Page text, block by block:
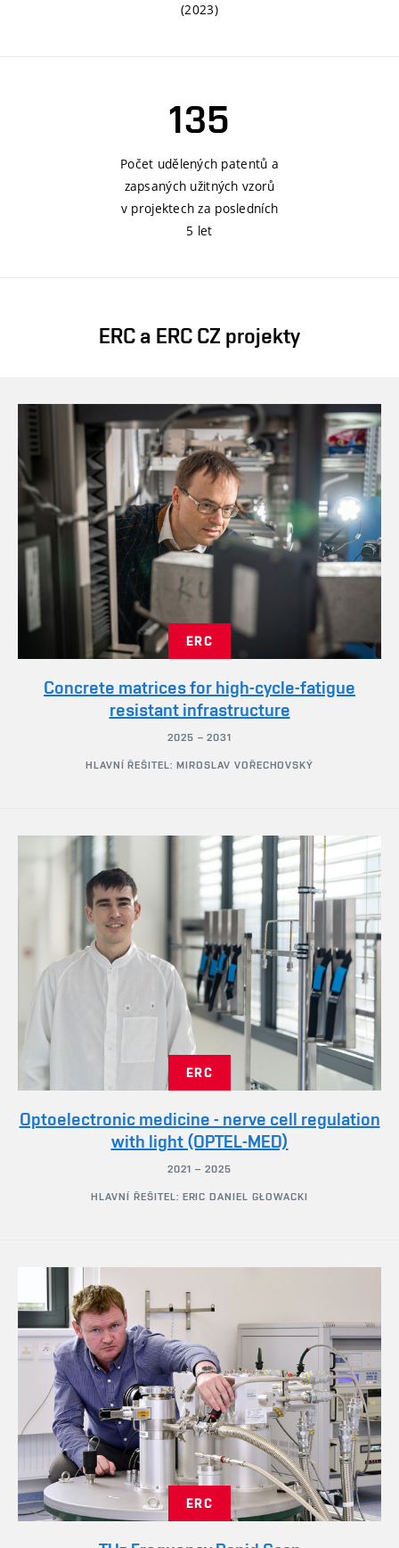
(2023)
135
Počet udělených patentů a
zapsaných užitných vzorů
v projektech za posledních
5 let
ERC a ERC CZ projekty
ERC
Concrete matrices for high-cycle-fatigue
resistant infrastructure
2025 – 2031
HLAVNÍ ŘEŠITEL: MIROSLAV VOŘECHOVSKÝ
ERC
Optoelectronic medicine - nerve cell regulation
with light (OPTEL-MED)
2021 – 2025
HLAVNÍ ŘEŠITEL: ERIC DANIEL GŁOWACKI
ERC